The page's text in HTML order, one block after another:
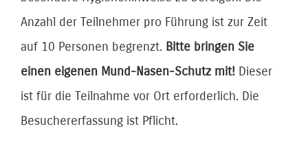
Anzahl der Teilnehmer pro Führung ist zur Zeit
auf 10 Personen begrenzt. Bitte bringen Sie
einen eigenen Mund-Nasen-Schutz mit! Dieser
ist für die Teilnahme vor Ort erforderlich. Die
Besuchererfassung ist Pflicht.